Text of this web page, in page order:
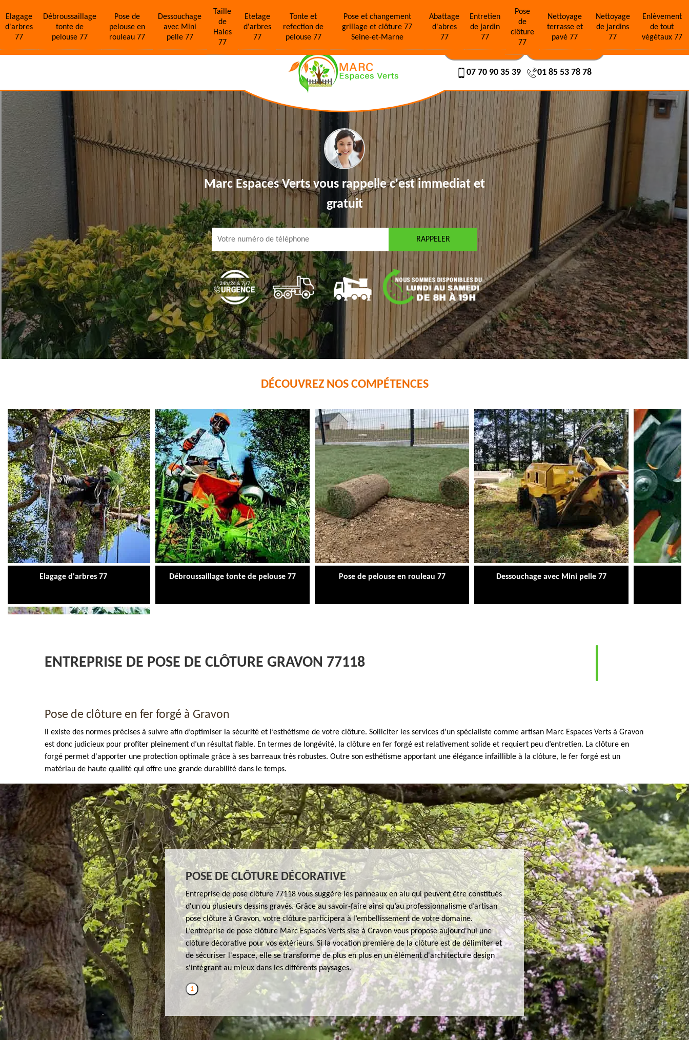
Elagage
d'arbres
77
Débroussaillage
tonte de
pelouse 77
Pose de
pelouse en
rouleau 77
Dessouchage
avec Mini
pelle 77
Taille
de
Haies
77
Etetage
d'arbres
77
Tonte et
refection de
pelouse 77
Pose et changement
grillage et clôture 77
Seine-et-Marne
Abattage
d'abres
77
Entretien
de jardin
77
Pose
de
clôture
77
Nettoyage
terrasse et
pavé 77
Nettoyage
de jardins
77
Enlèvement
de tout
végétaux 77
NOS RÉALISATIONS NOUS CONTACTER
07 70 90 35 39 01 85 53 78 78
Marc Espaces Verts vous rappellec'est immediat et
gratuit
DÉCOUVREZ NOS COMPÉTENCES
Elagage d'arbres 77 Débroussaillage tonte de pelouse 77 Pose de pelouse en rouleau 77 Dessouchage avec Mini pelle 77
Enlèvement de tout végétaux 77
ENTREPRISE DE POSE DE CLÔTURE GRAVON 77118
Pose de clôture en fer forgé à Gravon
Il existe des normes précises à suivre afin d’optimiser la sécurité et l’esthétisme de votre clôture. Solliciter les services d’un spécialiste comme artisan Marc Espaces Verts à Gravon
est donc judicieux pour profiter pleinement d’un résultat fiable. En termes de longévité, la clôture en fer forgé est relativement solide et requiert peu d’entretien. La clôture en
forgé permet d'apporter une protection optimale grâce à ses barreaux très robustes. Outre son esthétisme apportant une élégance infaillible à la clôture, le fer forgé est un
matériau de haute qualité qui offre une grande durabilité dans le temps.
POSE DE CLÔTURE DÉCORATIVE
Entreprise de pose clôture 77118 vous suggère les panneaux en alu qui peuvent être constitués
d'un ou plusieurs dessins gravés. Grâce au savoir-faire ainsi qu’au professionnalisme d’artisan
pose clôture à Gravon, votre clôture participera à l’embellissement de votre domaine.
L’entreprise de pose clôture Marc Espaces Verts sise à Gravon vous propose aujourd'hui une
clôture décorative pour vos extérieurs. Si la vocation première de la clôture est de délimiter et
de sécuriser l'espace, elle se transforme de plus en plus en un élément d'architecture design
s'intégrant au mieux dans les différents paysages.
1